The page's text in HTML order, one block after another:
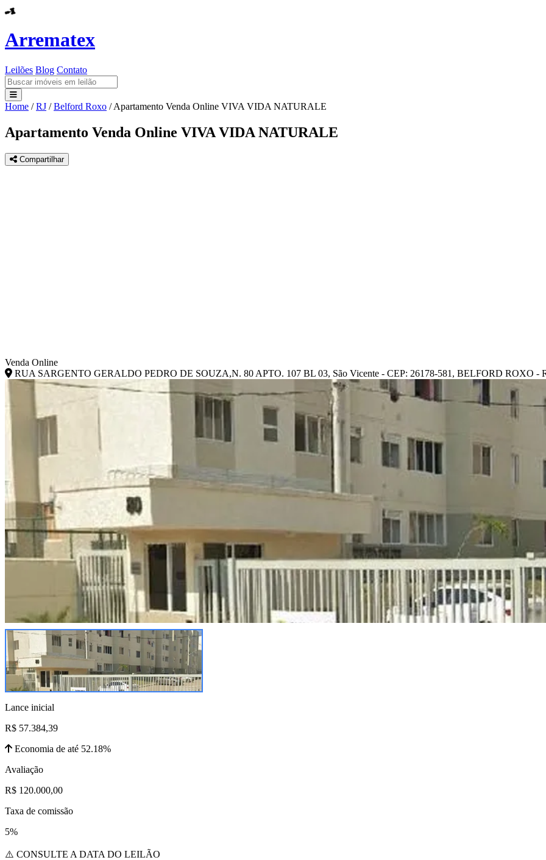
Arrematex
Leilões Blog Contato
Leilões
Blog
Contato
Home / RJ / Belford Roxo / Apartamento Venda Online VIVA VIDA NATURALE
Apartamento Venda Online VIVA VIDA NATURALE
Compartilhar
Venda Online
RUA SARGENTO GERALDO PEDRO DE SOUZA,N. 80 APTO. 107 BL 03, São Vicente - CEP: 26178-581, BELFORD ROXO -
Lance inicial
R$ 57.384,39
Economia de até 52.18%
Avaliação
R$ 120.000,00
Taxa de comissão
5%
⚠️ CONSULTE A DATA DO LEILÃO